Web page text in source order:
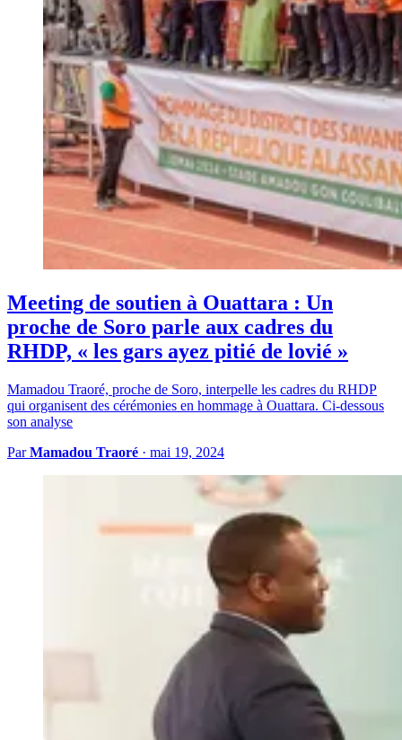
Meeting de soutien à Ouattara : Un
proche de Soro parle aux cadres du
RHDP, « les gars ayez pitié de lovié »
Mamadou Traoré, proche de Soro, interpelle les cadres du RHDP
qui organisent des cérémonies en hommage à Ouattara. Ci-dessous
son analyse
ParMamadou Traoré · mai 19, 2024